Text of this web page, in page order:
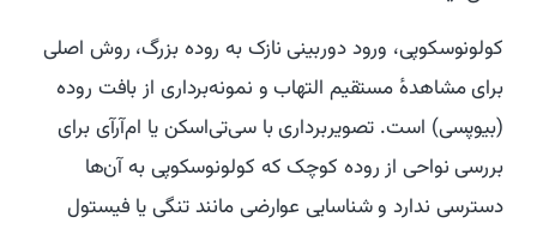
کولونوسکوپی، ورود دوربینی نازک به روده بزرگ، روش اصلی
برای مشاهدهٔ مستقیم التهاب و نمونه‌برداری از بافت روده
(بیوپسی) است. تصویربرداری با سی‌تی‌اسکن یا ام‌آرآی برای
بررسی نواحی از روده کوچک که کولونوسکوپی به آن‌ها
دسترسی ندارد و شناسایی عوارضی مانند تنگی یا فیستول